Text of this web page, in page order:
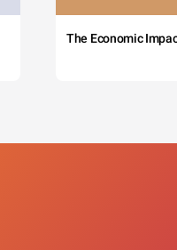
The Economic